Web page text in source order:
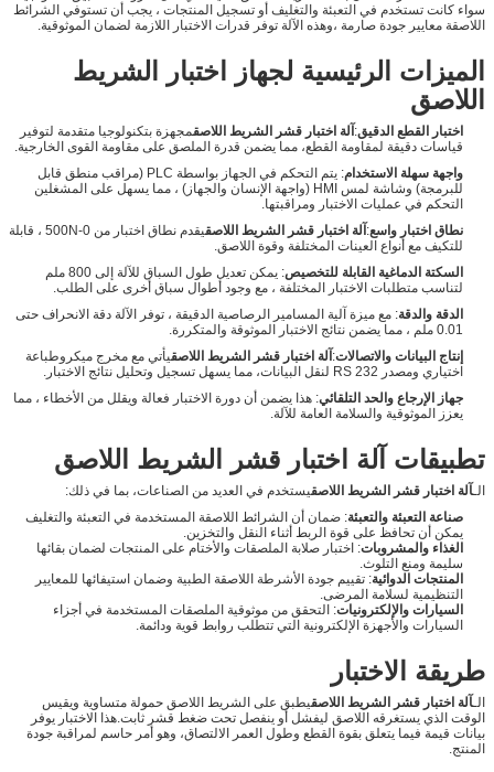
سواء كانت تستخدم في التعبئة والتغليف أو تسجيل المنتجات ، يجب أن تستوفي الشرائط
اللاصقة معايير جودة صارمة ،وهذه الآلة توفر قدرات الاختبار اللازمة لضمان الموثوقية.
الميزات الرئيسية لجهاز اختبار الشريط
اللاصق
اختبار القطع الدقيق:آلة اختبار قشر الشريط اللاصقمجهزة بتكنولوجيا متقدمة لتوفير
قياسات دقيقة لمقاومة القطع، مما يضمن قدرة الملصق على مقاومة القوى الخارجية.
واجهة سهلة الاستخدام
: يتم التحكم في الجهاز بواسطة PLC (مراقب منطق قابل
للبرمجة) وشاشة لمس HMI (واجهة الإنسان والجهاز) ، مما يسهل على المشغلين
التحكم في عمليات الاختبار ومراقبتها.
نطاق اختبار واسع:آلة اختبار قشر الشريط اللاصق
يقدم نطاق اختبار من 0-500N ، قابلة
للتكيف مع أنواع العينات المختلفة وقوة اللاصق.
السكتة الدماغية القابلة للتخصيص
: يمكن تعديل طول السباق للآلة إلى 800 ملم
لتناسب متطلبات الاختبار المختلفة ، مع وجود أطوال سباق أخرى على الطلب.
الدقة والدقة: مع ميزة آلية المسامير الرصاصية الدقيقة ، توفر الآلة دقة الانحراف حتى
0.01 ملم ، مما يضمن نتائج الاختبار الموثوقة والمتكررة.
إنتاج البيانات والاتصالات:آلة اختبار قشر الشريط اللاصقيأتي مع مخرج ميكروطباعة
اختياري ومصدر RS 232 لنقل البيانات، مما يسهل تسجيل وتحليل نتائج الاختبار.
جهاز الإرجاع والحد التلقائي: هذا يضمن أن دورة الاختبار فعالة ويقلل من الأخطاء ، مما
يعزز الموثوقية والسلامة العامة للآلة.
تطبيقات آلة اختبار قشر الشريط اللاصق
الـآلة اختبار قشر الشريط اللاصقيستخدم في العديد من الصناعات، بما في ذلك:
صناعة التعبئة والتعبئة: ضمان أن الشرائط اللاصقة المستخدمة في التعبئة والتغليف
يمكن أن تحافظ على قوة الربط أثناء النقل والتخزين.
الغذاء والمشروبات: اختبار صلابة الملصقات والأختام على المنتجات لضمان بقائها
سليمة ومنع التلوث.
المنتجات الدوائية: تقييم جودة الأشرطة اللاصقة الطبية وضمان استيفائها للمعايير
التنظيمية لسلامة المرضى.
السيارات والإلكترونيات: التحقق من موثوقية الملصقات المستخدمة في أجزاء
السيارات والأجهزة الإلكترونية التي تتطلب روابط قوية ودائمة.
طريقة الاختبار
الـآلة اختبار قشر الشريط اللاصقيطبق على الشريط اللاصق حمولة متساوية ويقيس
الوقت الذي يستغرقه اللاصق ليفشل أو ينفصل تحت ضغط قشر ثابت.هذا الاختبار يوفر
بيانات قيمة فيما يتعلق بقوة القطع وطول العمر الالتصاق، وهو أمر حاسم لمراقبة جودة
المنتج.